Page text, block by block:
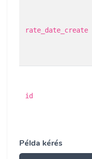
rate_date_create
id
Példa kérés